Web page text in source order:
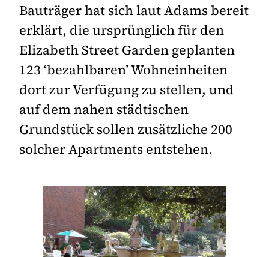
Bauträger hat sich laut Adams bereit
erklärt, die ursprünglich für den
Elizabeth Street Garden geplanten
123 ‘bezahlbaren’ Wohneinheiten
dort zur Verfügung zu stellen, und
auf dem nahen städtischen
Grundstück sollen zusätzliche 200
solcher Apartments entstehen.